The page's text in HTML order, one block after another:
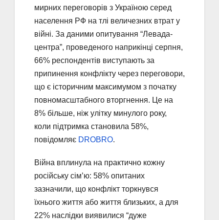
мирних переговорів з Україною серед
населення РФ на тлі величезних втрат у
війні. За даними опитування “Левада-
центра”, проведеного наприкінці серпня,
66% респондентів виступають за
припинення конфлікту через переговори,
що є історичним максимумом з початку
повномасштабного вторгнення. Це на
8% більше, ніж улітку минулого року,
коли підтримка становила 58%,
повідомляє DROBRO.
Війна вплинула на практично кожну
російську сім’ю: 58% опитаних
зазначили, що конфлікт торкнувся
їхнього життя або життя близьких, а для
22% наслідки виявилися “дуже